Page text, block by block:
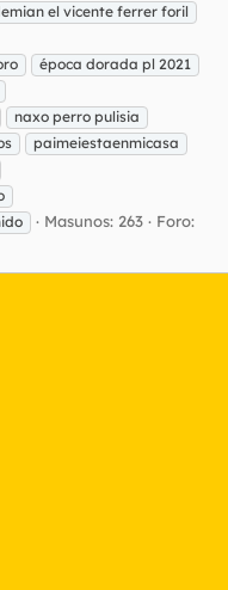
el vicente ferrer foril
época dorada pl 2021
naxo perro pulisia
paimeiestaenmicasa
Masunos: 263
Foro: